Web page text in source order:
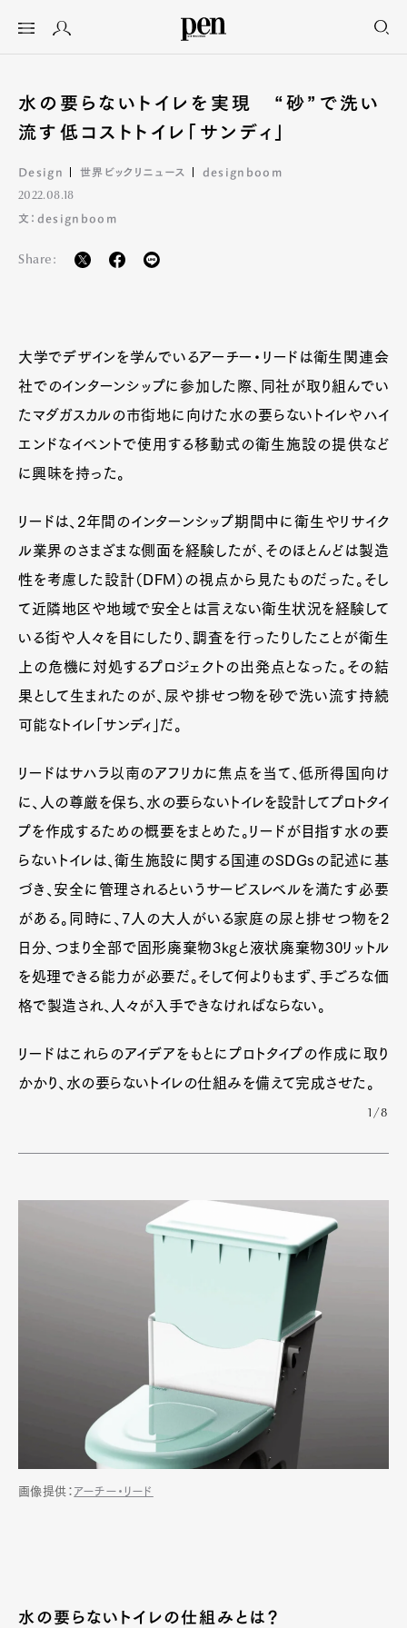
水の要らないトイレを実現 “砂”で洗い
流す低コストトイレ「サンディ」
Design 世界ビックリニュース designboom
2022.08.18
文：designboom
Share:
大学でデザインを学んでいるアーチー・リードは衛生関連会
社でのインターンシップに参加した際、同社が取り組んでい
たマダガスカルの市街地に向けた水の要らないトイレやハイ
エンドなイベントで使用する移動式の衛生施設の提供など
に興味を持った。
リードは、2年間のインターンシップ期間中に衛生やリサイク
ル業界のさまざまな側面を経験したが、そのほとんどは製造
性を考慮した設計（DFM）の視点から見たものだった。そし
て近隣地区や地域で安全とは言えない衛生状況を経験して
いる街や人々を目にしたり、調査を行ったりしたことが衛生
上の危機に対処するプロジェクトの出発点となった。その結
果として生まれたのが、尿や排せつ物を砂で洗い流す持続
可能なトイレ「サンディ」だ。
リードはサハラ以南のアフリカに焦点を当て、低所得国向け
に、人の尊厳を保ち、水の要らないトイレを設計してプロトタイ
プを作成するための概要をまとめた。リードが目指す水の要
らないトイレは、衛生施設に関する国連のSDGsの記述に基
づき、安全に管理されるというサービスレベルを満たす必要
がある。同時に、7人の大人がいる家庭の尿と排せつ物を2
日分、つまり全部で固形廃棄物3kgと液状廃棄物30リットル
を処理できる能力が必要だ。そして何よりもまず、手ごろな価
格で製造され、人々が入手できなければならない。
リードはこれらのアイデアをもとにプロトタイプの作成に取り
かかり、水の要らないトイレの仕組みを備えて完成させた。
1/8
画像提供： アーチー・リード
水の要らないトイレの仕組みとは？